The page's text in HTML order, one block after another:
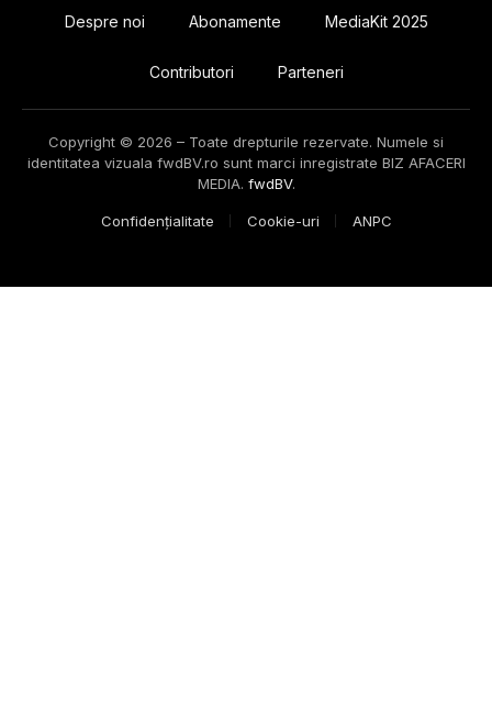
Despre noi Abonamente MediaKit 2025
Contributori Parteneri
Copyright © 2026 – Toate drepturile rezervate. Numele si
identitatea vizuala fwdBV.ro sunt marci inregistrate BIZ AFACERI
MEDIA. fwdBV.
Confidențialitate Cookie-uri ANPC